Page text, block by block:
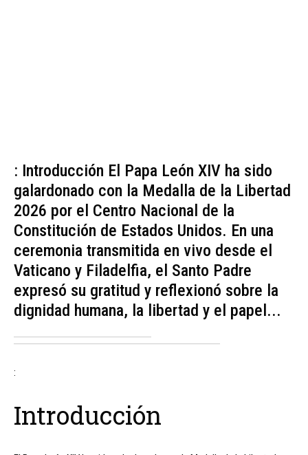
: Introducción El Papa León XIV ha sido
galardonado con la Medalla de la Libertad
2026 por el Centro Nacional de la
Constitución de Estados Unidos. En una
ceremonia transmitida en vivo desde el
Vaticano y Filadelfia, el Santo Padre
expresó su gratitud y reflexionó sobre la
dignidad humana, la libertad y el papel...
:
Introducción